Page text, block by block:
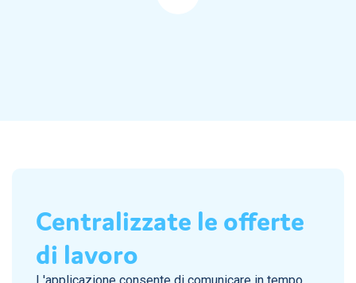
Centralizzate le offerte
di lavoro